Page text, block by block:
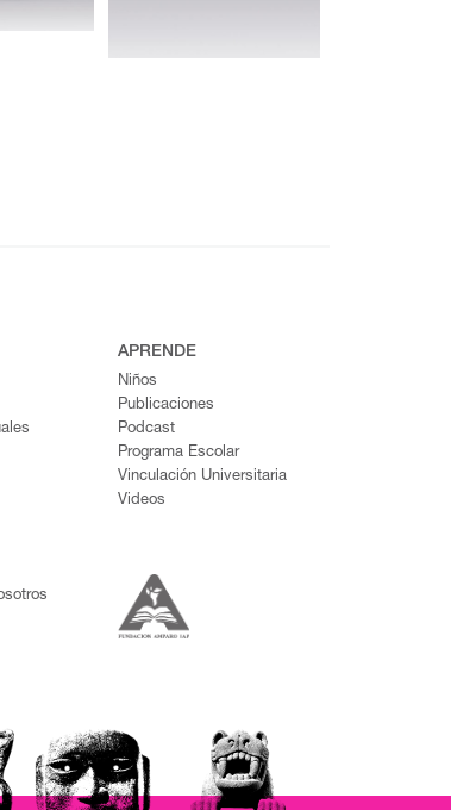
APRENDE
Niños
Publicaciones
Podcast
Programa Escolar
Vinculación Universitaria
Videos